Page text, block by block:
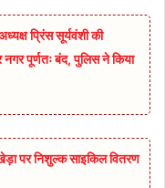
प्रिंस सूर्यवंशी की
नगर पूर्णतः बंद, पुलिस ने किया
पर निशुल्क साइकिल वितरण